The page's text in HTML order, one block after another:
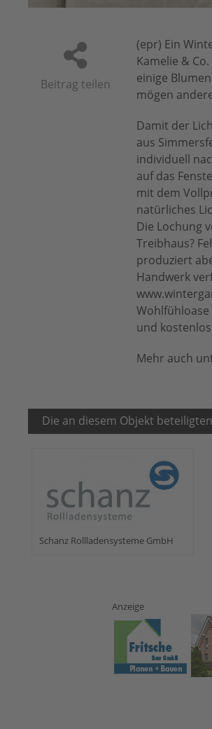
Beitrag teilen
(epr) Ein
Kamelie &
einige
mögen
Damit der
aus
individuell
auf das
mit dem
natürliches
Die Lochung
Treibhaus?
produziert
Handwerk
und
Mehr auch
Die an diesem Objekt
Schanz Rollladensysteme GmbH
Anzeige